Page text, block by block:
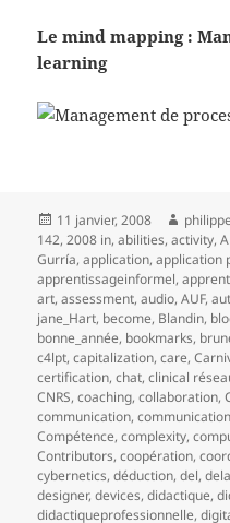
Le mind mapping :
learning
Publié
le
11 janvier, 2008 Auteur
142,2008 in,abilities,activity,
Gurría,application,application
apprentissageinformel,
art,assessment,audio,AUF,
jane_Hart, become, Blandin,
bonne_année, bookmarks,
c4lpt,capitalization,care,
certification,chat,clinical
CNRS,coaching,collaboration,
communication,
Compétence,complexity,
Contributors,coopération,
cybernetics,déduction,del,
designer,devices,didactique,
didactiqueprofessionnelle,